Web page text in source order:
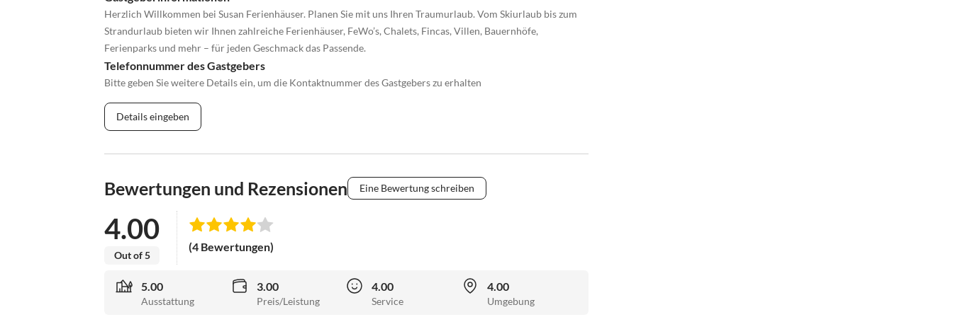
Herzlich Willkommen bei Susan Ferienhäuser. Planen Sie mit uns Ihren Traumurlaub. Vom Skiurlaub bis zum
Strandurlaub bieten wir Ihnen zahlreiche Ferienhäuser, FeWo’s, Chalets, Fincas, Villen, Bauernhöfe,
Ferienparks und mehr – für jeden Geschmack das Passende.
Telefonnummer des Gastgebers
Bitte geben Sie weitere Details ein, um die Kontaktnummer des Gastgebers zu erhalten
Details eingeben
Bewertungen und Rezensionen Eine Bewertung schreiben
4.00
Out of 5
(4 Bewertungen)
5.00
Ausstattung
3.00
Preis/Leistung
4.00
Service
4.00
Umgebung